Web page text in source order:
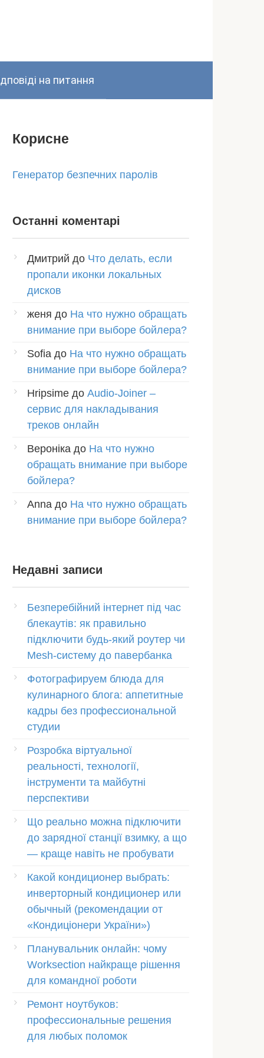
на питання
Корисне
Генератор безпечних паролів
Останні коментарі
Дмитрий до Что делать, если
пропали иконки локальных
дисков
женя до На что нужно обращать
внимание при выборе бойлера?
Sofia до На что нужно обращать
внимание при выборе бойлера?
Hripsime до Audio-Joiner –
сервис для накладывания
треков онлайн
Вероніка до На что нужно
обращать внимание при выборе
бойлера?
Anna до На что нужно обращать
внимание при выборе бойлера?
Недавні записи
Безперебійний інтернет під час
блекаутів: як правильно
підключити будь-який роутер чи
Mesh-систему до павербанка
Фотографируем блюда для
кулинарного блога: аппетитные
кадры без профессиональной
студии
Розробка віртуальної
реальності, технології,
інструменти та майбутні
перспективи
Що реально можна підключити
до зарядної станції взимку, а що
— краще навіть не пробувати
Какой кондиционер выбрать:
инверторный кондиционер или
обычный (рекомендации от
«Кондиціонери України»)
Планувальник онлайн: чому
Worksection найкраще рішення
для командної роботи
Ремонт ноутбуков:
профессиональные решения
для любых поломок